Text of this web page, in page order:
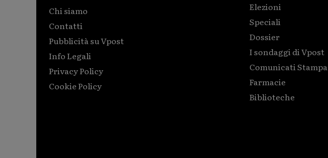
Chi siamo
Contatti
Pubblicità su Vpost
Info Legali
Privacy Policy
Cookie Policy
Elezioni
Speciali
Dossier
I sondaggi di Vpost
Comunicati Stampa
Farmacie
Biblioteche